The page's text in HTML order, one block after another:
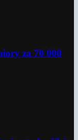
za 70 000